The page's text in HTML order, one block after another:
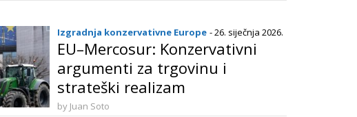
Izgradnja konzervativne Europe - 26. siječnja 2026.
EU–Mercosur: Konzervativni
argumenti za trgovinu i
strateški realizam
by Juan Soto